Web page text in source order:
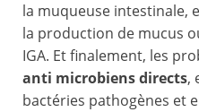
la muqueuse intestinale,
la production de mucus
IGA. Et finalement, les
anti microbiens directs,
bactéries pathogènes et